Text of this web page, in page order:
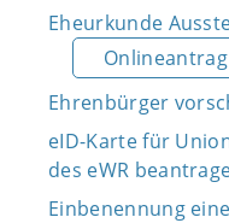
Eheurkunde
Onlineantrag
Ehrenbürger
eID-Karte für
des eWR
Einbenennung